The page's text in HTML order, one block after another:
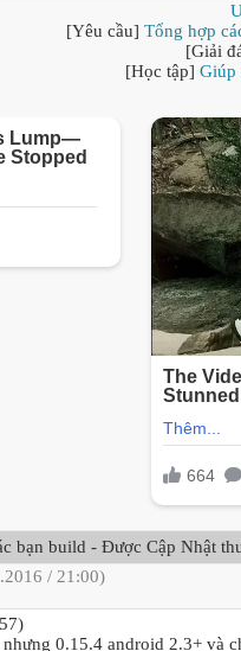
[Yêu cầu] Tổng hợp
[Giải
[Học tập] Giúp
bạn build - Được Cập Nhật
/ 21:00)
0.15.4 android 2.3+ và